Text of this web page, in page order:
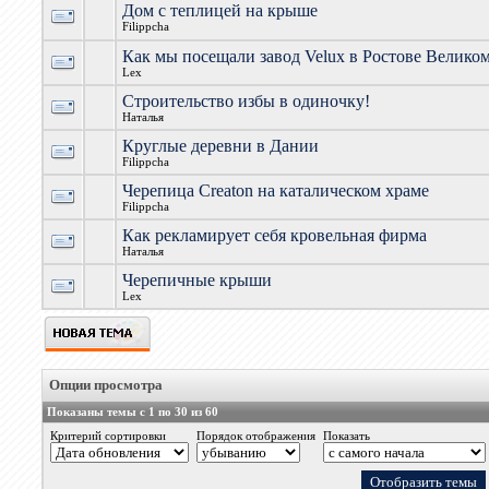
Дом с теплицей на крыше
Filippcha
Как мы посещали завод Velux в Ростове
Lex
Строительство избы в одиночку!
Наталья
Круглые деревни в Дании
Filippcha
Черепица Creaton на каталическом храме
Filippcha
Как рекламирует себя кровельная фирма
Наталья
Черепичные крыши
Lex
Опции просмотра
Показаны темы с 1 по 30 из 60
Критерий сортировки
Порядок отображения Показать